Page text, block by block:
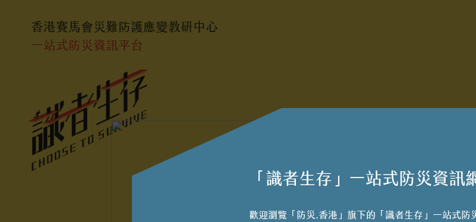
香港賽馬會災難防護應變教研中心
一站式防災資訊平台
「識者生存」一站式防災資訊
歡迎瀏覽「防災.香港」旗下的「識者生存」一站式防